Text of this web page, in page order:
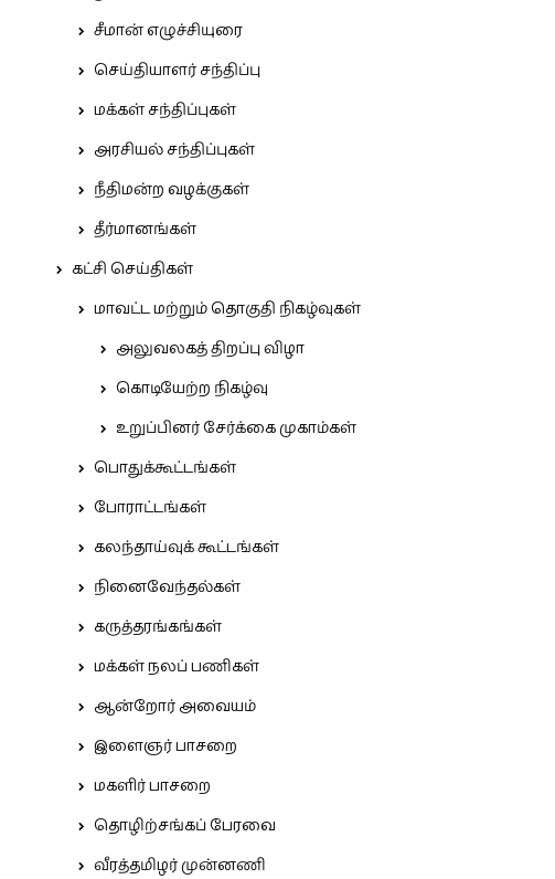
சீமான் எழுச்சியுரை
செய்தியாளர் சந்திப்பு
மக்கள் சந்திப்புகள்
அரசியல் சந்திப்புகள்
நீதிமன்ற வழக்குகள்
தீர்மானங்கள்
கட்சி செய்திகள்
மாவட்ட மற்றும் தொகுதி நிகழ்வுகள்
அலுவலகத் திறப்பு விழா
கொடியேற்ற நிகழ்வு
உறுப்பினர் சேர்க்கை முகாம்கள்
பொதுக்கூட்டங்கள்
போராட்டங்கள்
கலந்தாய்வுக் கூட்டங்கள்
நினைவேந்தல்கள்
கருத்தரங்கங்கள்
மக்கள் நலப் பணிகள்
ஆன்றோர் அவையம்
இளைஞர் பாசறை
மகளிர் பாசறை
தொழிற்சங்கப் பேரவை
வீரத்தமிழர் முன்னணி